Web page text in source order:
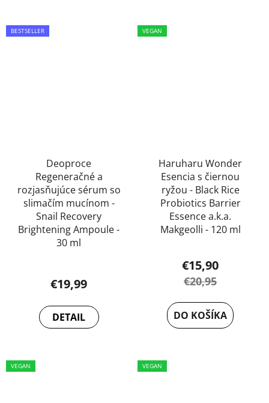
BESTSELLER
Deoproce
Regeneračné a
rozjasňujúce sérum so
slimačím mucínom -
Snail Recovery
Brightening Ampoule -
30 ml
hodnotenie
je
5,0
€19,99
DETAIL
VEGAN
Haruharu Wonder
Esencia s čiernou
ryžou - Black Rice
Probiotics Barrier
Essence a.k.a.
Makgeolli - 120 ml
hodnotenie
produktu
je
5,0
€15,90
€20,95
DO KOŠÍKA
VEGAN VEGAN